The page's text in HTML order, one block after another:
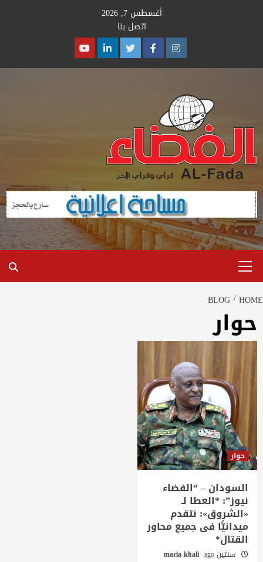
أغسطس 7, 2026
اتصل بنا
Instagram
Facebook
Twitter
Linkedin
Youtube
Menu
HOME
BLOG
حوار
حوار
السودان – “الفضاء
نيوز”: *العطا لـ
«الشروق»: نتقدم
ميدانيًّا فى جميع محاور
القتال*
سنتين ago maria khali